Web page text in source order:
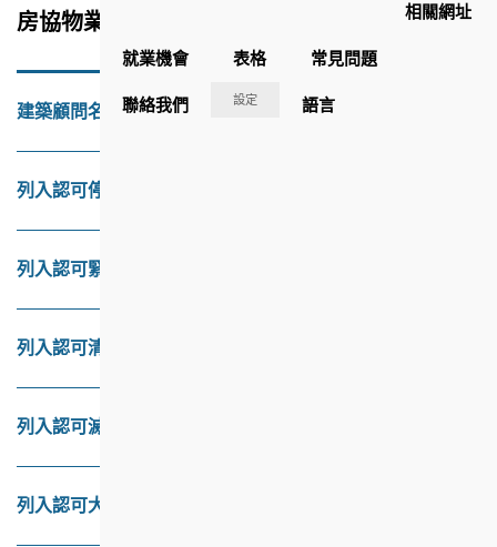
房協物業管理部備有下列認可名冊：
建築顧問名冊的基本資格
列入認可停車場管理承辦商名冊的基本資格
列入認可緊急召援系統服務名冊的基本資格
列入認可清潔服務承辦商名冊的基本資格
列入認可滅蟲服務承辦商名冊的基本資格
列入認可大型維修及保養承辦商名冊的基本資格
相關網址
就業機會 表格 常見問題
聯絡我們 設定 語言